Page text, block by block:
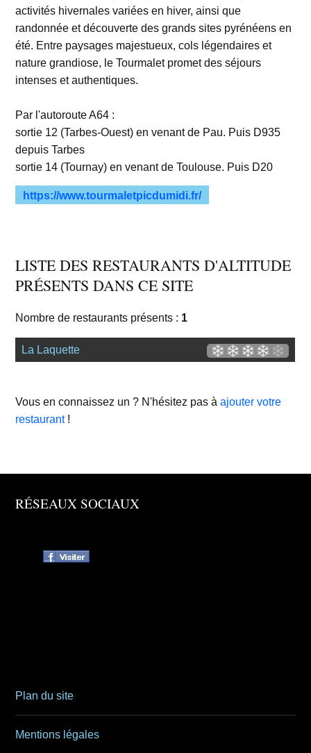
activités hivernales variées en hiver, ainsi que
randonnée et découverte des grands sites pyrénéens en
été. Entre paysages majestueux, cols légendaires et
nature grandiose, le Tourmalet promet des séjours
intenses et authentiques.
Par l'autoroute A64 :
sortie 12 (Tarbes-Ouest) en venant de Pau. Puis D935
depuis Tarbes
sortie 14 (Tournay) en venant de Toulouse. Puis D20
https://www.tourmaletpicdumidi.fr/
LISTE DES RESTAURANTS D'ALTITUDE
PRÉSENTS DANS CE SITE
Nombre de restaurants présents : 1
La Laquette
Vous en connaissez un ? N'hésitez pas àajouter votre
restaurant!
RÉSEAUX SOCIAUX
Plan du site
Mentions légales